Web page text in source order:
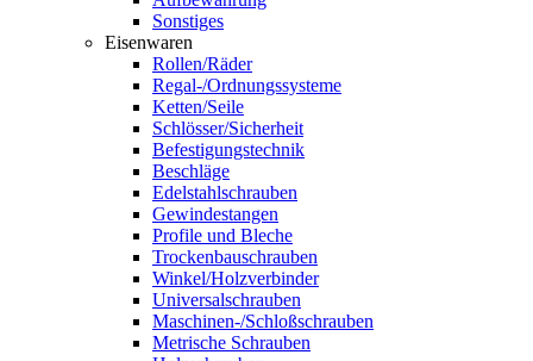
Sonstiges
Eisenwaren
Rollen/Räder
Regal-/Ordnungssysteme
Ketten/Seile
Schlösser/Sicherheit
Befestigungstechnik
Beschläge
Edelstahlschrauben
Gewindestangen
Profile und Bleche
Trockenbauschrauben
Winkel/Holzverbinder
Universalschrauben
Maschinen-/Schloßschrauben
Metrische Schrauben